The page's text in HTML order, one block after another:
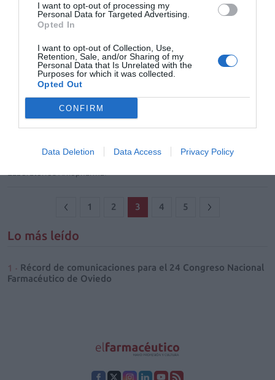
I want to opt-out of processing my
Personal Data for Targeted Advertising.
Opted In
I want to opt-out of Collection, Use,
Retention, Sale, and/or Sharing of my
Personal Data that Is Unrelated with the
Purposes for which it was collected.
Opted Out
CONFIRM
Data Deletion Data Access Privacy Policy
pérdida de productividad1.
plantas medicinales para el estrés, el insomnio ocasional
y la depresión leve
Noticias y novedades Redacción
14/01/2016
promover el uso responsable y adecuado e informar sobre los
medicamentos tradicionales a base de plantas para alteraciones
arrancó ayer y se prolongará hasta el mes de marzo, es la segunda
1 2 3 4 5
Lo más leído
Récord de comunicaciones para el 24 Congreso Nacional
Farmacéutico de Oviedo